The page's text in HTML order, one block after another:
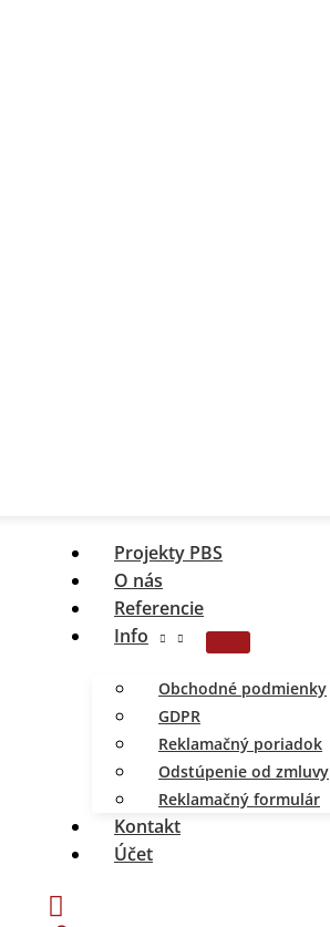
Projekty PBS
O nás
Referencie
Info
Obchodné podmienky
GDPR
Reklamačný poriadok
Odstúpenie od zmluvy
Reklamačný formulár
Kontakt
Účet
Hľadať